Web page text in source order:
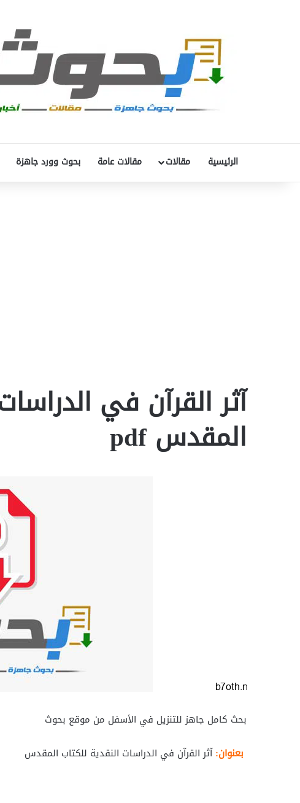
الرئيسية مقالات مقالات عامة بحوث وورد جاهزة
آثر القرآن في
المقدس pdf
بحث كامل جاهز للتنزيل في الأسفل من موقع بحوث
بعنوان:آثر القرآن في الدراسات النقدية للكتاب المقدس